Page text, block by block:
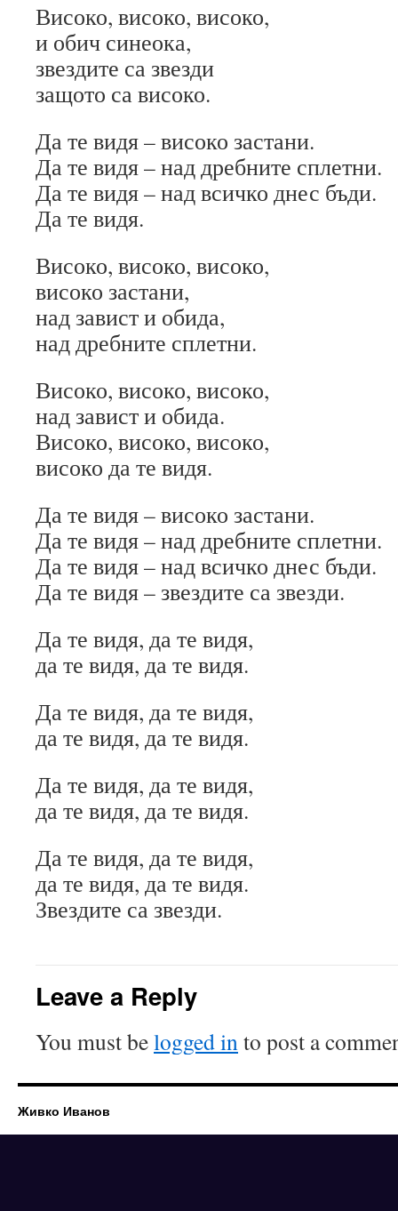
Високо, високо, високо,
и обич синеока,
звездите са звезди
защото са високо.
Да те видя – високо застани.
Да те видя – над дребните сплетни.
Да те видя – над всичко днес бъди.
Да те видя.
Високо, високо, високо,
високо застани,
над завист и обида,
над дребните сплетни.
Високо, високо, високо,
над завист и обида.
Високо, високо, високо,
високо да те видя.
Да те видя – високо застани.
Да те видя – над дребните сплетни.
Да те видя – над всичко днес бъди.
Да те видя – звездите са звезди.
Да те видя, да те видя,
да те видя, да те видя.
Да те видя, да те видя,
да те видя, да те видя.
Да те видя, да те видя,
да те видя, да те видя.
Да те видя, да те видя,
да те видя, да те видя.
Звездите са звезди.
Leave a Reply
You must belogged into post a
Живко Иванов